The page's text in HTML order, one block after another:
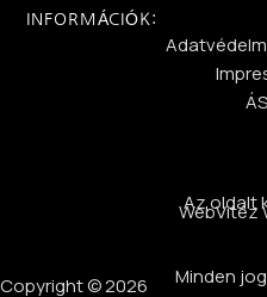
INFORMÁCIÓK:
Az oldalt
WebVitéz
Minden
Copyright © 2026